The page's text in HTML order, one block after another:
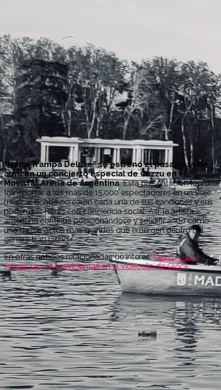
“Nena Trampa Deluxe” se estrenó el pasado 15 de
abril en un concierto especial de Cazzu en el
Movistar Arena de Argentina. Esta presentación logró
transportar a los más de 15.000 espectadores en un viaje
musical donde corearon cada una de sus canciones y sus
poderosas letras con conciencia social. Así, la artista
argentina continúa posicionándose y solidificando como
uno de los actos más grandes que emergen dentro del
género trap latino.
En otras noticias relacionadas de interés,Cazzu y La
Joaqui se van a vivir juntas en el videoclip de Glock.